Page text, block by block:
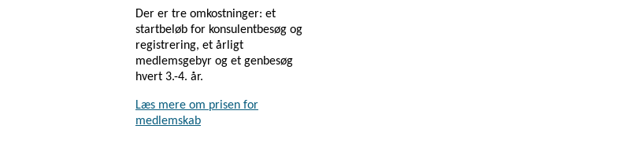
Der er tre omkostninger: et
startbeløb for konsulentbesøg og
registrering, et årligt
medlemsgebyr og et genbesøg
hvert 3.-4. år.
Læs mere om prisen for
medlemskab